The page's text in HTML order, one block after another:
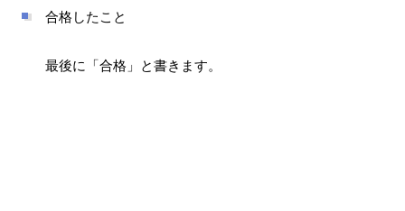
合格したこと
最後に「合格」と書きます。